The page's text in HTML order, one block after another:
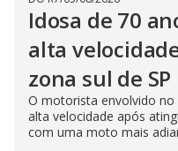
Idosa de 70
alta
zona sul de SP
O motorista envolvido
alta velocidade após
com uma moto mais